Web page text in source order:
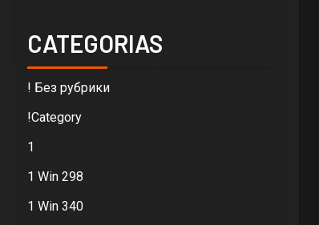
CATEGORIAS
! Без рубрики
!Category
1
1 Win 298
1 Win 340